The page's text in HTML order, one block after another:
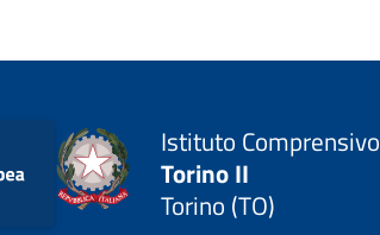
Istituto Comprensivo
Torino II
Torino (TO)